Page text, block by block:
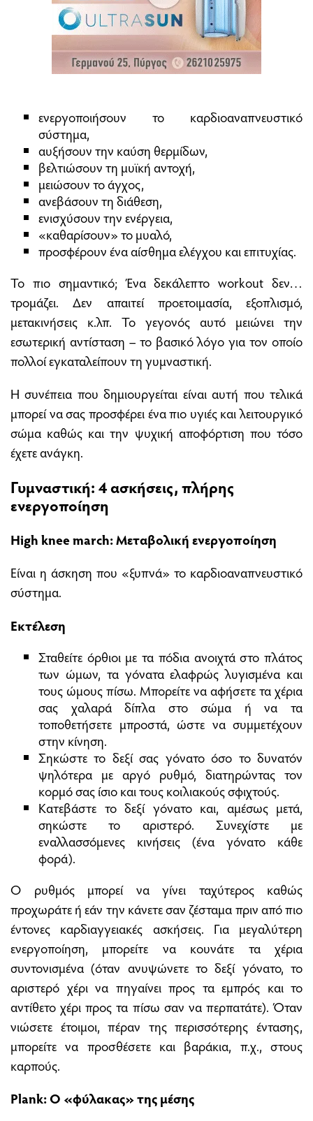
ενεργοποιήσουν το καρδιοαναπνευστικό
σύστημα,
αυξήσουν την καύση θερμίδων,
βελτιώσουν τη μυϊκή αντοχή,
μειώσουν το άγχος,
ανεβάσουν τη διάθεση,
ενισχύσουν την ενέργεια,
«καθαρίσουν» το μυαλό,
προσφέρουν ένα αίσθημα ελέγχου και επιτυχίας.
Το πιο σημαντικό; Ένα δεκάλεπτο workout δεν…
τρομάζει. Δεν απαιτεί προετοιμασία, εξοπλισμό,
μετακινήσεις κ.λπ. Το γεγονός αυτό μειώνει την
εσωτερική αντίσταση – το βασικό λόγο για τον οποίο
πολλοί εγκαταλείπουν τη γυμναστική.
Η συνέπεια που δημιουργείται είναι αυτή που τελικά
μπορεί να σας προσφέρει ένα πιο υγιές και λειτουργικό
σώμα καθώς και την ψυχική αποφόρτιση που τόσο
έχετε ανάγκη.
Γυμναστική: 4 ασκήσεις, πλήρης
ενεργοποίηση
High knee march: Μεταβολική ενεργοποίηση
Είναι η άσκηση που «ξυπνά» το καρδιοαναπνευστικό
σύστημα.
Εκτέλεση
Σταθείτε όρθιοι με τα πόδια ανοιχτά στο πλάτος
των ώμων, τα γόνατα ελαφρώς λυγισμένα και
τους ώμους πίσω. Μπορείτε να αφήσετε τα χέρια
σας χαλαρά δίπλα στο σώμα ή να τα
τοποθετήσετε μπροστά, ώστε να συμμετέχουν
στην κίνηση.
Σηκώστε το δεξί σας γόνατο όσο το δυνατόν
ψηλότερα με αργό ρυθμό, διατηρώντας τον
κορμό σας ίσιο και τους κοιλιακούς σφιχτούς.
Κατεβάστε το δεξί γόνατο και, αμέσως μετά,
σηκώστε το αριστερό. Συνεχίστε με
εναλλασσόμενες κινήσεις (ένα γόνατο κάθε
φορά).
Ο ρυθμός μπορεί να γίνει ταχύτερος καθώς
προχωράτε ή εάν την κάνετε σαν ζέσταμα πριν από πιο
έντονες καρδιαγγειακές ασκήσεις. Για μεγαλύτερη
ενεργοποίηση, μπορείτε να κουνάτε τα χέρια
συντονισμένα (όταν ανυψώνετε το δεξί γόνατο, το
αριστερό χέρι να πηγαίνει προς τα εμπρός και το
αντίθετο χέρι προς τα πίσω σαν να περπατάτε). Όταν
νιώσετε έτοιμοι, πέραν της περισσότερης έντασης,
μπορείτε να προσθέσετε και βαράκια, π.χ., στους
καρπούς.
Plank: Ο «φύλακας» της μέσης